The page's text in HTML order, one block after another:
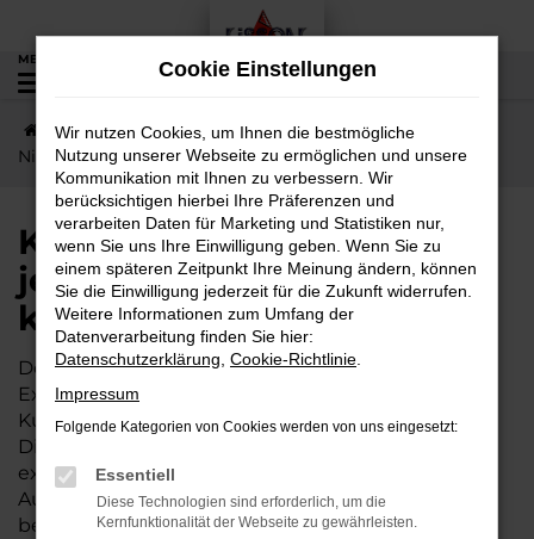
Zum
Hauptinhalt
springen
MENÜ
Startseite Nidda Nissan
Kurze Wege nach
Nidda – jetzt Nissan Micra günstig kaufen
Kurze Wege nach Nidda –
jetzt Nissan Micra günstig
kaufen
Der Nissan Micra wird gleichermaßen von
Expertinnen und Experten wie von unserer
Kundschaft aus Nidda und Umgebung geschätzt.
Dieses Fahrzeug ist vielseitig und bietet ein
exzellentes Preis-Leistungs-Verhältnis. Wer im
Autohaus Lisson kauft, darf sich zudem auf einige
besondere Vorteile freuen. Unser Familienbetrieb
Cookie Einstellungen
Wir nutzen Cookies, um Ihnen die bestmögliche
Nutzung unserer Webseite zu ermöglichen und unsere
Kommunikation mit Ihnen zu verbessern. Wir
berücksichtigen hierbei Ihre Präferenzen und
verarbeiten Daten für Marketing und Statistiken nur,
wenn Sie uns Ihre Einwilligung geben. Wenn Sie zu
einem späteren Zeitpunkt Ihre Meinung ändern, können
Sie die Einwilligung jederzeit für die Zukunft widerrufen.
Weitere Informationen zum Umfang der
Datenverarbeitung finden Sie hier:
Datenschutzerklärung Cookie-Richtlinie
Impressum
Folgende Kategorien von Cookies werden von uns eingesetzt:
Essentiell
Diese Technologien sind erforderlich, um die
Kernfunktionalität der Webseite zu gewährleisten.